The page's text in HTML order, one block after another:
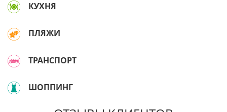
КУХНЯ
ПЛЯЖИ
ТРАНСПОРТ
ШОППИНГ